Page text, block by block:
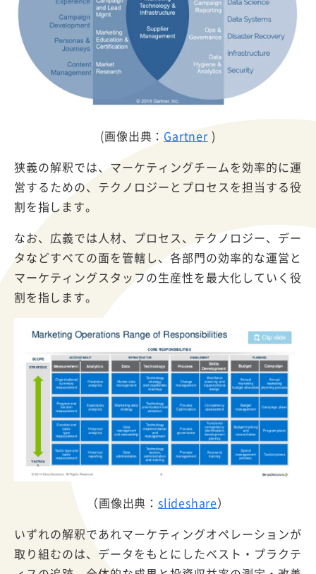
(画像出典： Gartner)
狭義の解釈では、マーケティングチームを効率的に運
営するための、テクノロジーとプロセスを担当する役
割を指します。
なお、広義では人材、プロセス、テクノロジー、デー
タなどすべての面を管轄し、各部門の効率的な運営と
マーケティングスタッフの生産性を最大化していく役
割を指します。
（画像出典： slideshare）
いずれの解釈であれマーケティングオペレーションが
取り組むのは、データをもとにしたベスト・プラクテ